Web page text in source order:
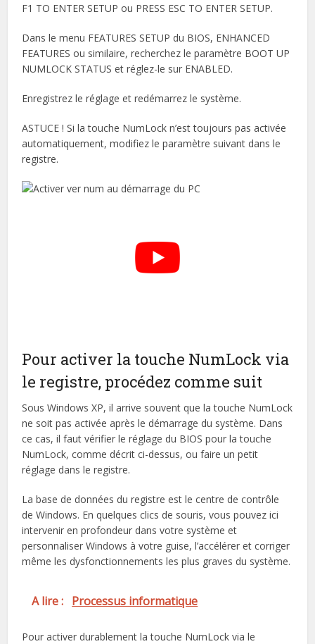
F1 TO ENTER SETUP ou PRESS ESC TO ENTER SETUP.
Dans le menu FEATURES SETUP du BIOS, ENHANCED
FEATURES ou similaire, recherchez le paramètre BOOT UP
NUMLOCK STATUS et réglez-le sur ENABLED.
Enregistrez le réglage et redémarrez le système.
ASTUCE ! Si la touche NumLock n’est toujours pas activée
automatiquement, modifiez le paramètre suivant dans le
registre.
Pour activer la touche NumLock via
le registre, procédez comme suit
Sous Windows XP, il arrive souvent que la touche NumLock
ne soit pas activée après le démarrage du système. Dans
ce cas, il faut vérifier le réglage du BIOS pour la touche
NumLock, comme décrit ci-dessus, ou faire un petit
réglage dans le registre.
La base de données du registre est le centre de contrôle
de Windows. En quelques clics de souris, vous pouvez ici
intervenir en profondeur dans votre système et
personnaliser Windows à votre guise, l’accélérer et corriger
même les dysfonctionnements les plus graves du système.
A lire : Processus informatique
Pour activer durablement la touche NumLock via le